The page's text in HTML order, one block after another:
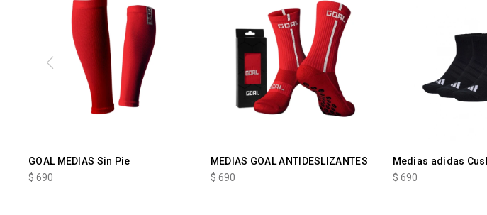
GOAL MEDIAS Sin Pie
$ 690
MEDIAS GOAL ANTIDESLIZANTES
$ 690
Medias adidas
$ 690